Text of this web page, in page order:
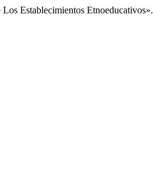
Establecimientos Etnoeducativos».